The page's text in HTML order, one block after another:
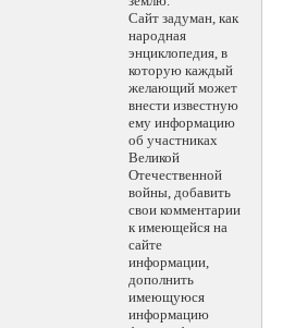
Сайт задуман, как
народная
энциклопедия, в
которую каждый
желающий может
внести известную
ему информацию
об участниках
Великой
Отечественной
войны, добавить
свои комментарии
к имеющейся на
сайте
информации,
дополнить
имеющуюся
информацию